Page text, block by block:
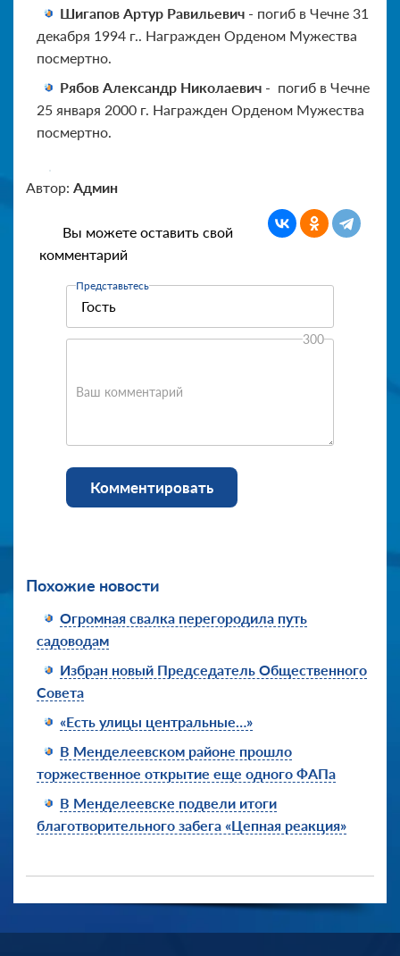
Шигапов Артур Равильевич - погиб в Чечне 31
декабря 1994 г.. Награжден Орденом Мужества
посмертно.
Рябов Александр Николаевич - погиб в Чечне
25 января 2000 г. Награжден Орденом Мужества
посмертно.
Автор: Админ
Вы можете оставить свой
комментарий
Представьтесь
Ваш комментарий
300
Комментировать
Похожие новости
Огромная свалка перегородила путь
садоводам
Избран новый Председатель Общественного
Совета
«Есть улицы центральные…»
В Менделеевском районе прошло
торжественное открытие еще одного ФАПа
В Менделеевске подвели итоги
благотворительного забега «Цепная реакция»